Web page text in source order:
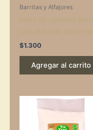
Barritas y Alfajores
$1.300
Agregar al carrito